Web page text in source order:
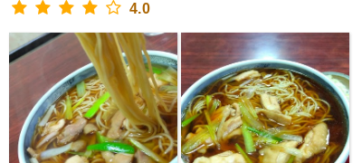
4.0